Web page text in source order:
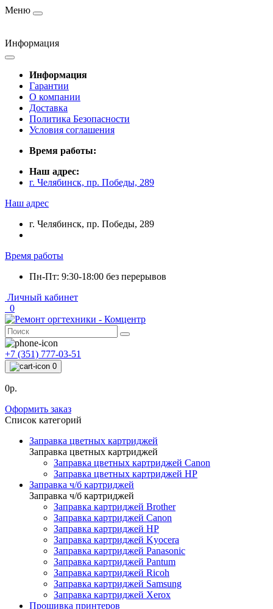
Меню
Информация
Информация
Гарантии
О компании
Доставка
Политика Безопасности
Условия соглашения
Время работы:
Наш адрес:
г. Челябинск, пр. Победы, 289
Наш адрес
г. Челябинск, пр. Победы, 289
Время работы
Пн-Пт: 9:30-18:00 без перерывов
Личный кабинет
0
+7 (351) 777-03-51
0
0р.
Оформить заказ
Список категорий
Заправка цветных картриджей
Заправка цветных картриджей
Заправка цветных картриджей Canon
Заправка цветных картриджей HP
Заправка ч/б картриджей
Заправка ч/б картриджей
Заправка картриджей Brother
Заправка картриджей Canon
Заправка картриджей HP
Заправка картриджей Kyocera
Заправка картриджей Panasonic
Заправка картриджей Pantum
Заправка картриджей Ricoh
Заправка картриджей Samsung
Заправка картриджей Xerox
Прошивка принтеров